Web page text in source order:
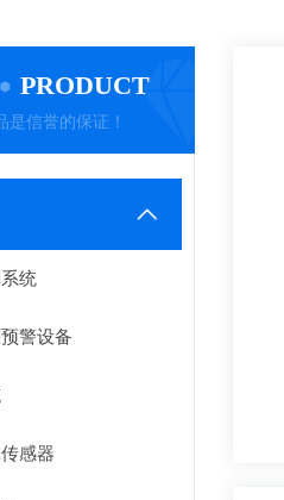
PRODUCT
是信誉的保证！
统
警设备
感器